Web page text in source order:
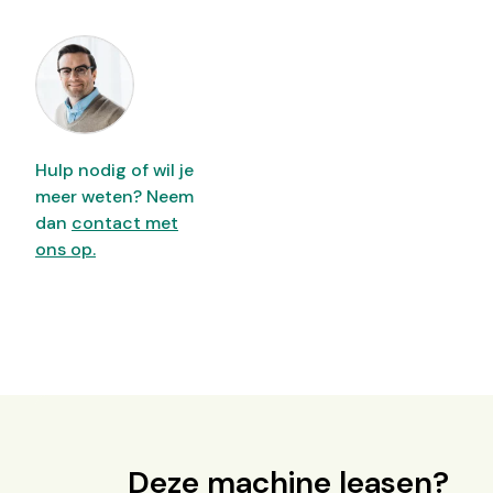
Hulp nodig of wil je
meer weten? Neem
dan contact met
ons op.
Deze machine leasen?